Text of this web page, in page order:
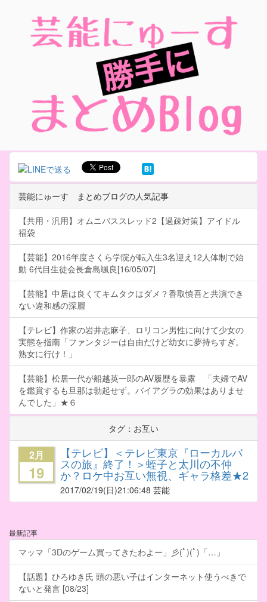
芸能にゅーす まとめブログの人気記事
【共用・汎用】オムニバススレッド2【過疎対策】アイドル
福袋
【芸能】2016年度さくら学院が転入生3名迎え12人体制で始
動 6代目生徒会長倉島颯良[16/05/07]
【芸能】中居は良くてキムタクはダメ？香取慎吾と共演でき
ない違和感の深層
【テレビ】作家の岩井志麻子、ロリコン男性に向けて少女の
実態を指南「ファンタジーは自由だけど幼女に夢持ちすぎ。
熟女に行け！」
【芸能】松居一代が船越英一郎のAV履歴を暴露 「夫婦でAV
を鑑賞するも旦那は勃起せず。バイアグラの効果はありませ
んでした」★６
タグ：お互い
2月
19
【テレビ】＜テレビ東京『ローカルバ
スの旅』終了！＞蛭子と太川の不仲
か？ロケ中お互い無視、ギャラ格差★2
2017/02/19(日)21:06:48 芸能
最新記事
マッマ「3Dのゲーム買ってきたわよー」彡(ﾟ)(ﾟ)「…」
【話題】ひろゆき氏 頭の悪い子はインターネット使うべきで
ないと発言 [08/23]